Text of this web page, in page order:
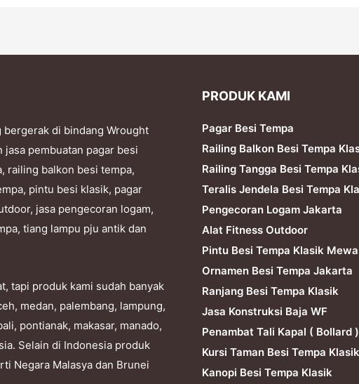
bergerak di bindang Wrought
jasa pembuatan pagar besi
railing balkon besi tempa,
pintu besi klasik, pagar
jasa pengecoran logam,
tiang lampu pju antik dan
tapi produk kami sudah banyak
medan, palembang, lampung,
pontianak, makasar, manado,
Selain di Indonesia produk
Negara Malasya dan Brunei
PRODUK KAMI
Pagar Besi Tempa
Railing Balkon Besi Tempa
Railing Tangga Besi Tempa
Teralis Jendela Besi Tempa
Pengecoran Logam Jakarta
Alat Fitness Outdoor
Pintu Besi Tempa Klasik
Ornamen Besi Tempa Jakarta
Ranjang Besi Tempa Klasik
Jasa Konstruksi Baja WF
Penambat Tali Kapal ( Bollard )
Kursi Taman Besi Tempa Klasik
Kanopi Besi Tempa Klasik